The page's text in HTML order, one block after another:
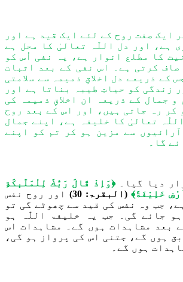
ایک صفت روح کے لئے ایک قید ہے اور
ہے، اور دل اللّٰہ
تعالیٰ کا محل ہے
کا مطلع انوار ہے، یہ نفی اُس کو
صاف کرتی ہے۔ اس نفی کے بعد اثبات
کے ذریعے دل اخلاقِ ذمیمہ سے سلامتی
زندگی کو حیاتِ طیبہ بناتا ہے اور
و جمال کے ذریعہ ان اخلاقِ ذمیمہ کی
کر رہ جاتی ہیں، اور اس کے بعد روح
اللّٰہ
تعالیٰ کا خلیفہ ہے، اپنے جمال
سے مزین ہو کر تم کو اپنے
گا۔
دیا گیا۔﴿وَ اِذْ قَالَ رَبُّكَ لِلْمَلٰٓىٕكَةِ
خَلِیْفَةً﴾ (البقرۃ: 30) اور روح نفس
جب وہ نفس کی قید سے چھوٹے گ ی تو
ہو جائے گ ی۔ جب یہ خلیفۃ اللّٰہ
ہو
بعد مشاہدات ہوں گے۔ مشاہدات اس
ہوں گے، جتنی اس کی پرواز ہو گی،
ہوں گے۔